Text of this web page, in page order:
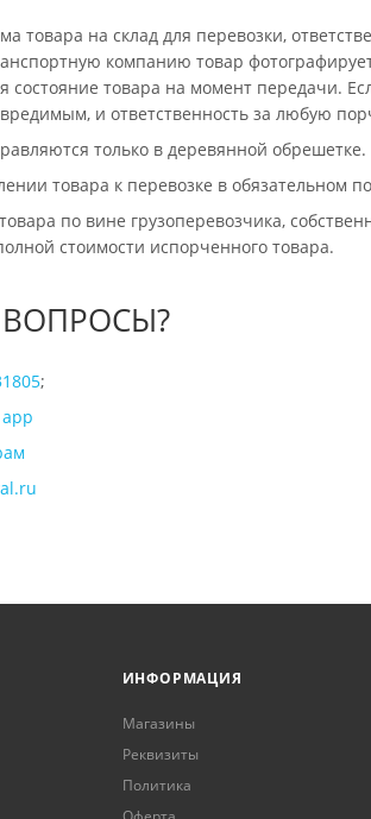
товара на склад для перевозки,
компанию товар
состояние товара на момент передачи.
и ответственность за любую
только в деревянной обрешетке.
товара к перевозке в обязательном
по вине грузоперевозчика,
стоимости испорченного товара.
;
ИНФОРМАЦИЯ
Магазины
Реквизиты
Политика